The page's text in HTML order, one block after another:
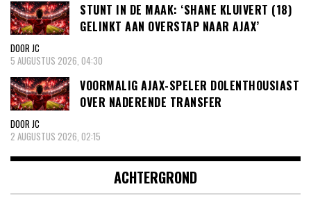
STUNT IN DE MAAK: ‘SHANE KLUIVERT (18)
GELINKT AAN OVERSTAP NAAR AJAX’
DOOR JC
5 AUGUSTUS 2026, 04:30
VOORMALIG AJAX-SPELER DOLENTHOUSIAST
OVER NADERENDE TRANSFER
DOOR JC
2 AUGUSTUS 2026, 02:15
ACHTERGROND